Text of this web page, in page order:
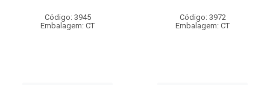
Código: 3945
Embalagem: CT
Código: 3972
Embalagem: CT